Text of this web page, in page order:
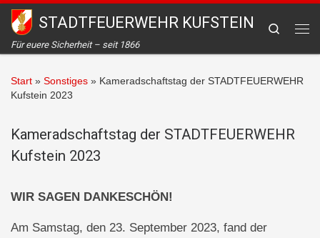
Zum Inhalt springen
STADTFEUERWEHR KUFSTEIN
Für euere Sicherheit – seit 1866
Search
Start » Sonstiges » Kameradschaftstag der STADTFEUERWEHR
Kufstein 2023
Kameradschaftstag der STADTFEUERWEHR
Kufstein 2023
WIR SAGEN DANKESCHÖN!
Am Samstag, den 23. September 2023, fand der